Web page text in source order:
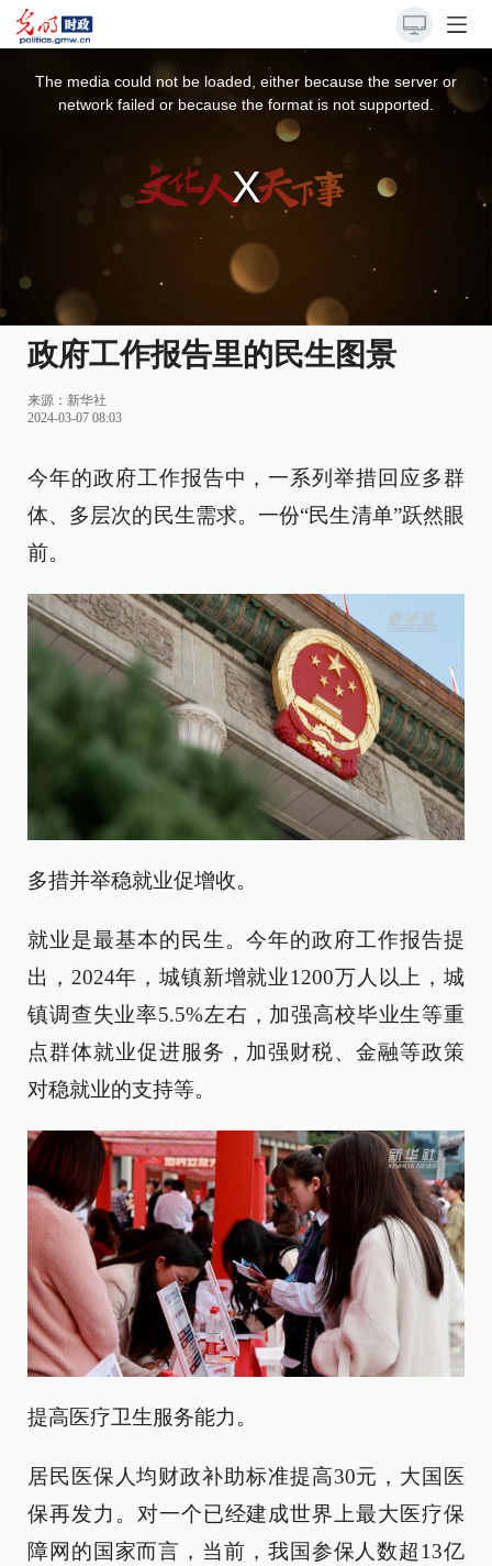
The media could not be loaded, either because the server or
network failed or because the format is not supported.
政府工作报告里的民生图景
来源： 新华社
2024-03-07 08:03
今年的政府工作报告中，一系列举措回应多群
体、多层次的民生需求。一份“民生清单”跃然眼
前。
多措并举稳就业促增收。
就业是最基本的民生。今年的政府工作报告提
出，2024年，城镇新增就业1200万人以上，城
镇调查失业率5.5%左右，加强高校毕业生等重
点群体就业促进服务，加强财税、金融等政策
对稳就业的支持等。
提高医疗卫生服务能力。
居民医保人均财政补助标准提高30元，大国医
保再发力。对一个已经建成世界上最大医疗保
障网的国家而言，当前，我国参保人数超13亿